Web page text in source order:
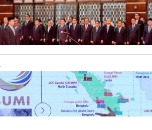
Dilantik Sebagai Kepala Badan
100 Tahun Panas Bumi untuk
Pertumbuhan